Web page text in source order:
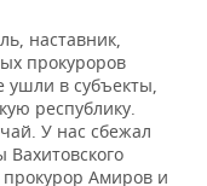
наставник,
прокуроров
ушли в субъекты,
республику.
У нас сбежал
Амиров и